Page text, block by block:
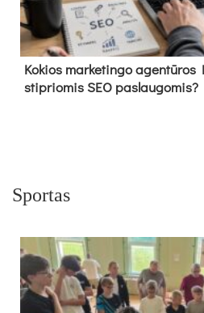
Kokios marketingo agentūros
stipriomis SEO paslaugomis?
Sportas